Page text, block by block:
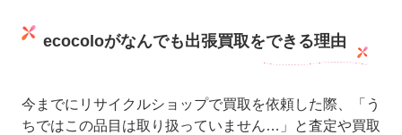
ecocoloがなんでも出張買取をできる理由
今までにリサイクルショップで買取を依頼した際、「う
ちではこの品目は取り扱っていません…」と査定や買取